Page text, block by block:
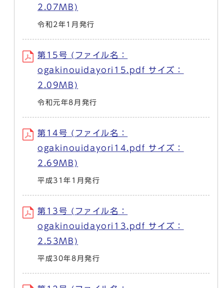
2.07MB)
令和2年1月発行
第15号 (ファイル名：
ogakinouidayori15.pdf サイズ：
2.09MB)
令和元年8月発行
第14号 (ファイル名：
ogakinouidayori14.pdf サイズ：
2.69MB)
平成31年1月発行
第13号 (ファイル名：
ogakinouidayori13.pdf サイズ：
2.53MB)
平成30年8月発行